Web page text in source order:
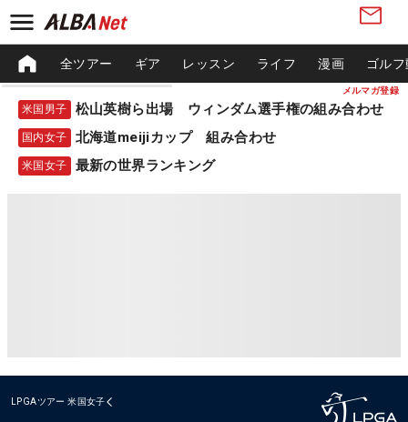
メルマガ登録
全ツアー ギア レッスン ライフ 漫画 ゴル
米国男子 松山英樹ら出場 ウィンダム選手権の組み合わせ
国内女子 北海道meijiカップ 組み合わせ
米国女子 最新の世界ランキング
LPGAツアー 米国女子